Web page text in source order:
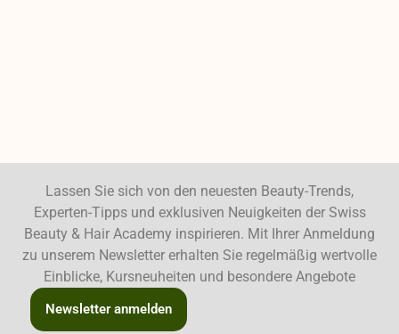
Lassen Sie sich von den neuesten Beauty-Trends,
Experten-Tipps und exklusiven Neuigkeiten der Swiss
Beauty & Hair Academy inspirieren. Mit Ihrer Anmeldung
zu unserem Newsletter erhalten Sie regelmäßig wertvolle
Einblicke, Kursneuheiten und besondere Angebote
Newsletter anmelden